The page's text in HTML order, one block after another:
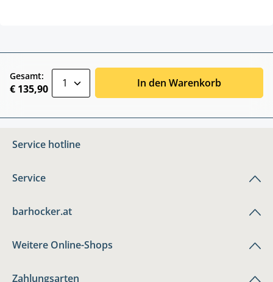
Gesamt:
€ 135,90 In den Warenkorb
Service hotline
Service
barhocker.at
Weitere Online-Shops
Zahlungsarten